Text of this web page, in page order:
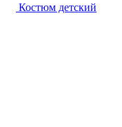
Костюм детский